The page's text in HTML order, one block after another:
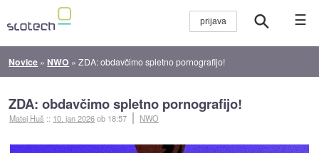
☰
Novice » NWO »ZDA: obdavčimo spletno pornografijo!
ZDA: obdavčimo spletno pornografijo!
Matej Huš :: 10. jan 2026ob 18:57 NWO